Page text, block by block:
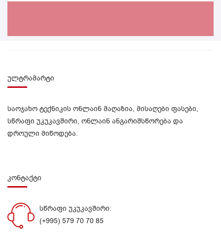
ულტრამარტი
საოჯახო ტექნიკის ონლაინ მაღაზია, მისაღები ფასები,
სწრაფი უკუკავშირი, ონლაინ ანგარიშსწორება და
დროული მიწოდება.
კონტაქტი
სწრაფი უკუკავშირი:
(+995) 579 70 70 85